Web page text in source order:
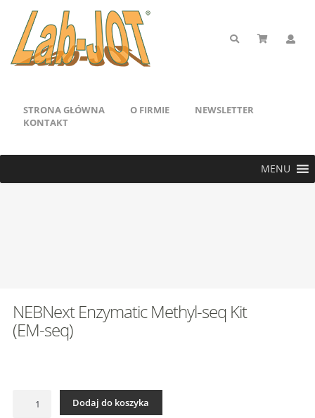
STRONA GŁÓWNA O FIRMIE
NEWSLETTER
KONTAKT
MENU
NEBNext Enzymatic Methyl-seq Kit
(EM-seq)
NEBNext
Dodaj do koszyka